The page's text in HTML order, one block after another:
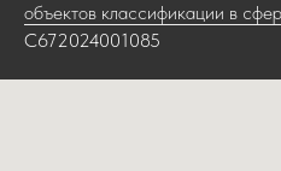
объектов классификации в
С672024001085